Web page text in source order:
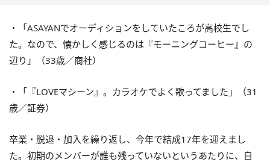
・「ASAYANでオーディションをしていたころが高校生でし
た。なので、懐かしく感じるのは『モーニングコーヒー』の
辺り」（33歳／商社）
・「『LOVEマシーン』。カラオケでよく歌ってました」（31
歳／証券）
卒業・脱退・加入を繰り返し、今年で結成17年を迎えまし
た。初期のメンバーが誰も残っていないというあたりに、自